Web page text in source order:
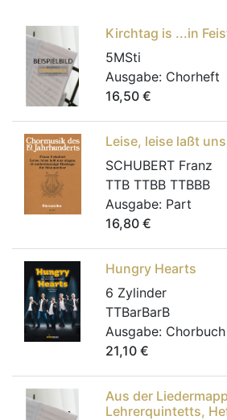
Kirchtag is ...in
5MSti
Ausgabe: Chorheft
16,50 €
Leise, leise laßt
SCHUBERT Franz
TTB TTBB TTBBB
Ausgabe: Part
16,80 €
Hungry Hearts
6 Zylinder
TTBarBarB
Ausgabe: Chorbuch
21,10 €
Aus der
Lehrerquintetts,